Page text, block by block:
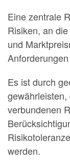
Eine zentrale
Risiken, an
und
Es ist durch
verbundenen
werden.